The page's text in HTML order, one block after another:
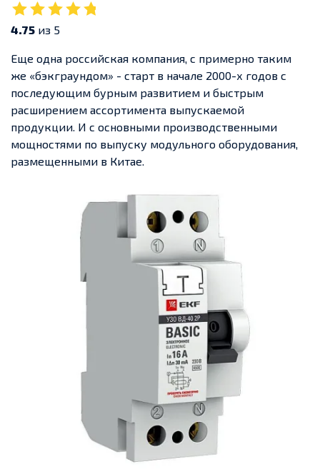
4.75 из 5
Еще одна российская компания, с примерно таким
же «бэкграундом» - старт в начале 2000-х годов с
последующим бурным развитием и быстрым
расширением ассортимента выпускаемой
продукции. И с основными производственными
мощностями по выпуску модульного оборудования,
размещенными в Китае.